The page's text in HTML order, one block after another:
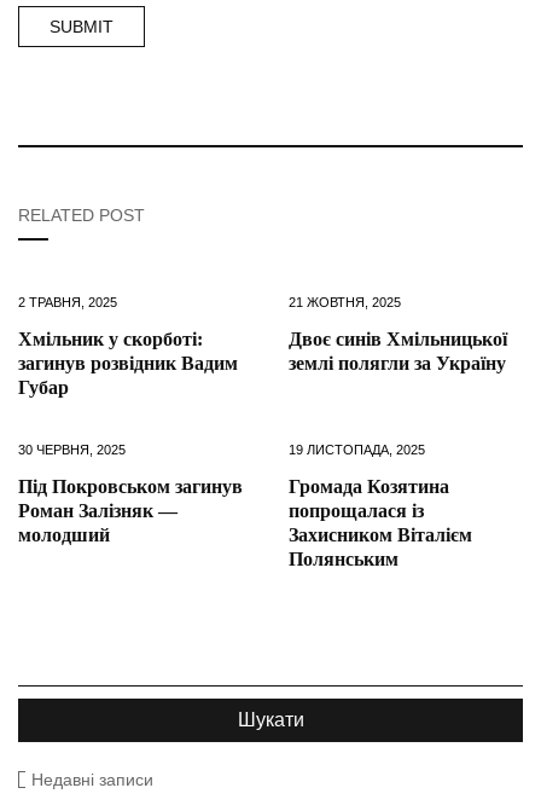
RELATED POST
2 ТРАВНЯ, 2025
Хмільник у скорботі:
загинув розвідник Вадим
Губар
21 ЖОВТНЯ, 2025
Двоє синів Хмільницької
землі полягли за Україну
30 ЧЕРВНЯ, 2025
Під Покровськом загинув
Роман Залізняк —
молодший
19 ЛИСТОПАДА, 2025
Громада Козятина
попрощалася із
Захисником Віталієм
Полянським
Недавні записи